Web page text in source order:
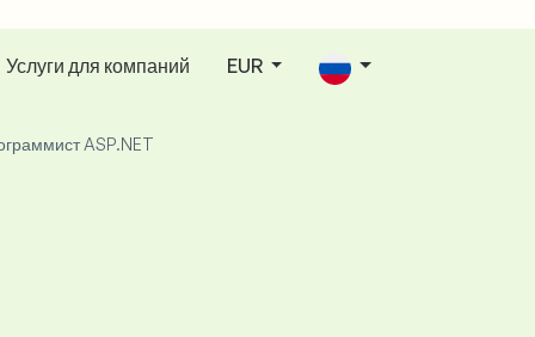
Услуги для компаний EUR
ASP.NET